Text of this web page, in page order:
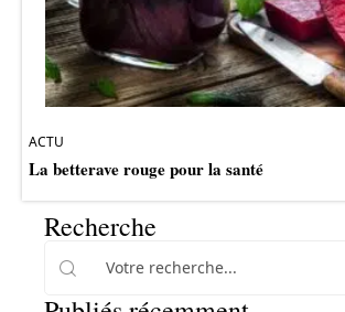
ACTU
La betterave rouge pour la santé
Recherche